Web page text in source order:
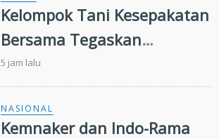
Kelompok Tani Kesepakatan
Bersama Tegaskan
Penugasan Pengelolaan
Lahan Eks Ationg Legal
5 jam lalu
NASIONAL
Kemnaker dan Indo-Rama